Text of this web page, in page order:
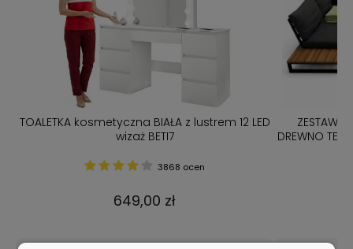
TOALETKA kosmetyczna BIAŁA z lustrem 12 LED
wizaż BETI7
3868 ocen
649,00 zł
ZESTAW
DREWNO